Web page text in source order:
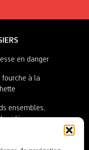
en danger
fourche à la
ensembles,
idées